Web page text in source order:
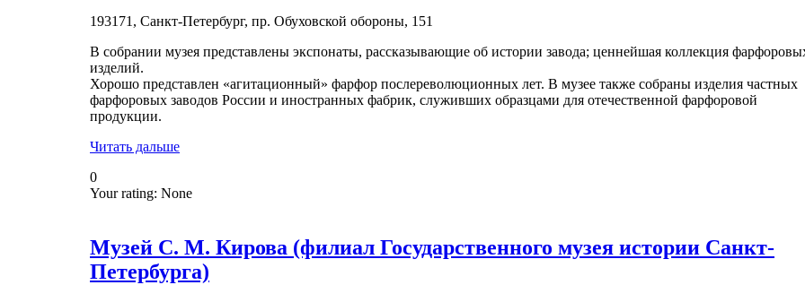
193171, Санкт-Петербург, пр. Обуховской обороны, 151
В собрании музея представлены экспонаты, рассказывающие об истории завода; ценнейшая коллекция
изделий.
Хорошо представлен «агитационный» фарфор послереволюционных лет. В музее также собраны изделия частных
фарфоровых заводов России и иностранных фабрик, служивших образцами для отечественной фарфоровой
продукции.
Читать дальше
0
Your rating: None
Музей С. М. Кирова (филиал Государственного музея истории Санкт-
Петербурга)